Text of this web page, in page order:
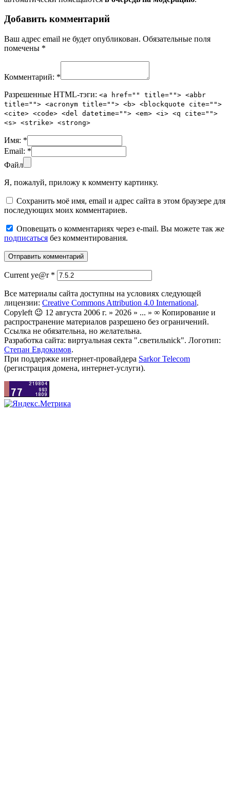
Добавить комментарий
Ваш адрес email не будет опубликован. Обязательные поля
помечены *
Комментарий: *
Разрешенные HTML-тэги: <a href="" title=""> <abbr
title=""> <acronym title=""> <b> <blockquote cite="">
<cite> <code> <del datetime=""> <em> <i> <q cite="">
<s> <strike> <strong>
Имя: *
Email: *
Файл
Я, пожалуй, приложу к комменту картинку.
Сохранить моё имя, email и адрес сайта в этом браузере для
последующих моих комментариев.
Оповещать о комментариях через e-mail. Вы можете так же
подписаться без комментирования.
Current ye@r *
Все материалы сайта доступны на условиях следующей
лицензии: Creative Commons Attribution 4.0 International.
Copyleft 😉 12 августа 2006 г. » 2026 » ... » ∞ Копирование и
распространение материалов разрешено без ограничений.
Ссылка не обязательна, но желательна.
Разработка сайта: виртуальная секта ".светильnick". Логотип:
Степан Евдокимов.
При поддержке интернет-провайдера Sarkor Telecom
(регистрация домена, интернет-услуги).